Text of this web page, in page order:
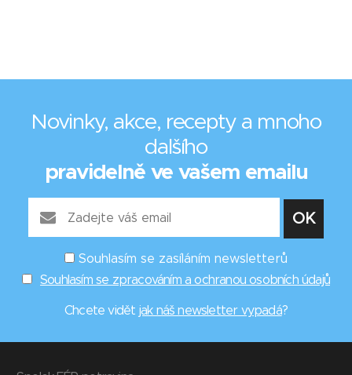
Novinky, akce, recepty a mnoho
dalšího
pravidelně ve vašem emailu
Souhlasím se zasíláním newsletterů
Souhlasím se zpracováním a ochranou osobních údajů
Chcete vidět jak náš newsletter vypadá?